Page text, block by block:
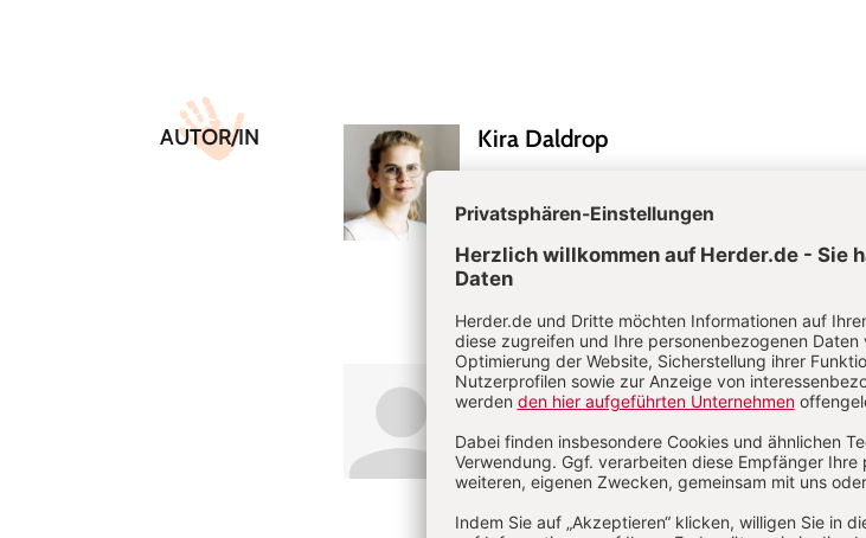
Artikel-
InfosAUTOR/IN Kira Daldrop
der Begleitung von Familien und Fachkräften im
Geburtshilfe. Sie ist Gründerin des InFanT
kiradaldrop.de
Sabine Stehmeier
Kindheitspädagogin (B. A.),